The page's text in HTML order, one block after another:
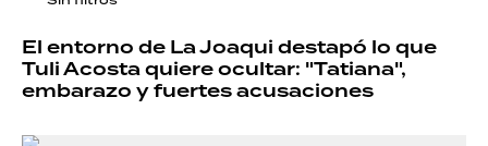
El entorno de La Joaqui destapó lo que
Tuli Acosta quiere ocultar: "Tatiana",
embarazo y fuertes acusaciones